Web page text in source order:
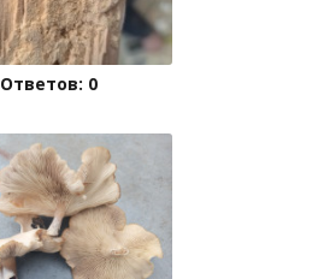
Ответов: 0